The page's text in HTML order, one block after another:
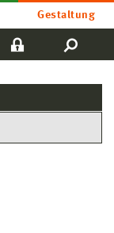
Gestaltung